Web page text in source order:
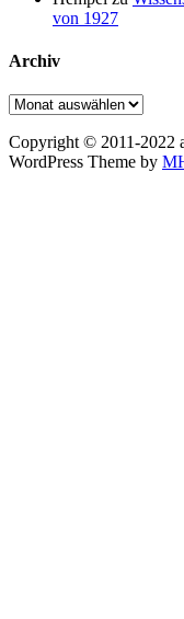
von 1927
Archiv
Archiv
Copyright © 2011-2022
WordPress Theme by